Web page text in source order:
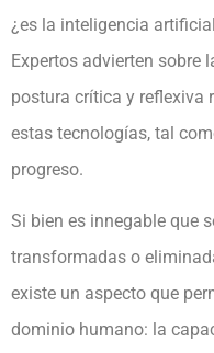
¿es la inteligencia
Expertos advierten sobre
postura crítica y reflexiva
estas tecnologías, tal
progreso.
Si bien es innegable que
transformadas o
existe un aspecto que
dominio humano: la